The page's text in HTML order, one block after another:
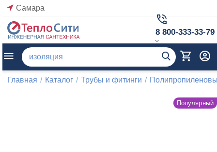
Самара
8 800-333-33-79
Главная / Каталог / Трубы и фитинги /
Популярный